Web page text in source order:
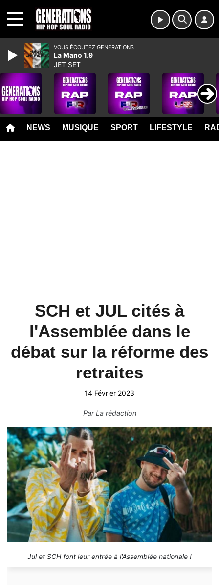
NEWS MUSIQUE SPORT LIFESTYLE
SCH et JUL cités à
l'Assemblée dans le
débat sur la réforme des
retraites
14 Février 2023
ParLa rédaction
Jul et SCH font leur entrée à l'Assemblée nationale !
VOUS ÉCOUTEZ GENERATIONS
La Mano 1.9
JET SET